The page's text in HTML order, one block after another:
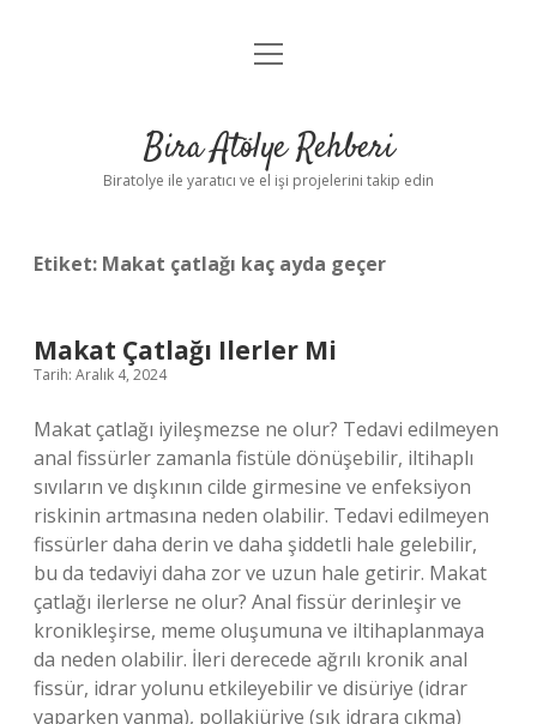
Anasayfa
Yasal Uyarı
menüyü
Bira Atölye Rehberi
Biratolye ile yaratıcı ve el işi projelerini takip edin
Etiket: Makat çatlağı kaç ayda geçer
Makat Çatlağı Ilerler Mi
Tarih: Aralık 4, 2024
Makat çatlağı iyileşmezse ne olur? Tedavi edilmeyen
anal fissürler zamanla fistüle dönüşebilir, iltihaplı
sıvıların ve dışkının cilde girmesine ve enfeksiyon
riskinin artmasına neden olabilir. Tedavi edilmeyen
fissürler daha derin ve daha şiddetli hale gelebilir,
bu da tedaviyi daha zor ve uzun hale getirir. Makat
çatlağı ilerlerse ne olur? Anal fissür derinleşir ve
kronikleşirse, meme oluşumuna ve iltihaplanmaya
da neden olabilir. İleri derecede ağrılı kronik anal
fissür, idrar yolunu etkileyebilir ve disüriye (idrar
yaparken yanma), pollakiüriye (sık idrara çıkma)